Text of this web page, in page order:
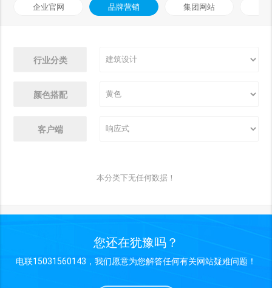
企业官网 品牌营销 集团网站
行业分类
颜色搭配
客户端
本分类下无任何数据！
您还在犹豫吗？
电联15031560143，我们愿意为您解答任何有关网站疑难问题！